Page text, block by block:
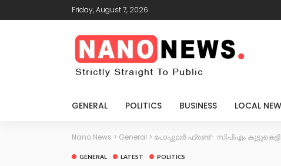
Friday, August 7, 2026
GENERAL POLITICS BUSINESS LOCAL
Nano News > General > പോപ്പുലർ ഫ്രണ്ട്- സിപിഎം
GENERAL LATEST POLITICS